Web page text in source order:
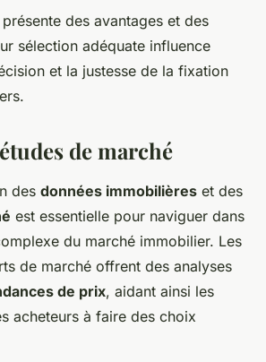
des avantages et des
sélection adéquate influence
et la justesse de la fixation
de marché
des données immobilières et des
est essentielle pour naviguer dans
du marché immobilier. Les
de marché offrent des analyses
de prix, aidant ainsi les
acheteurs à faire des choix